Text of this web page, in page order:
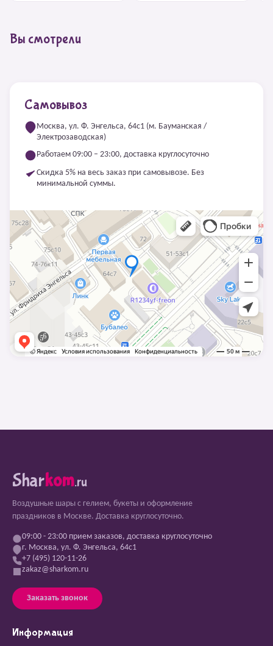
Вы смотрели
Самовывоз
Москва, ул. Ф. Энгельса, 64с1 (м. Бауманская /
Электрозаводская)
Работаем 09:00 – 23:00, доставка круглосуточно
Скидка 5% на весь заказ при самовывозе. Без
минимальной суммы.
Sharkom.ru
Воздушные шары с гелием, букеты и оформление
праздников в Москве. Доставка круглосуточно.
09:00 - 23:00 прием заказов, доставка круглосуточно
г. Москва, ул. Ф. Энгельса, 64с1
+7 (495) 120-11-26
zakaz@sharkom.ru
Заказать звонок
Информация